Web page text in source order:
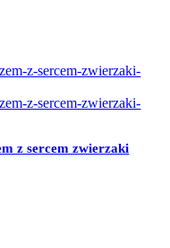
z sercem zwierzaki